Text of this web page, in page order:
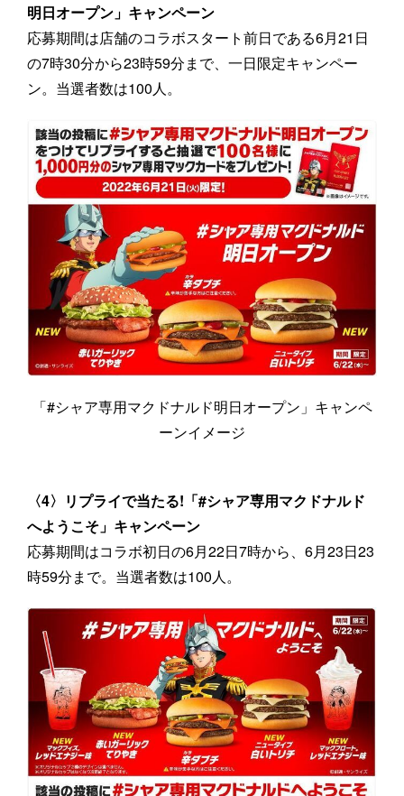
明日オープン」キャンペーン
応募期間は店舗のコラボスタート前日である6月21日
の7時30分から23時59分まで、一日限定キャンペー
ン。当選者数は100人。
「#シャア専用マクドナルド明日オープン」キャンペ
ーンイメージ
〈4〉リプライで当たる!「#シャア専用マクドナルド
へようこそ」キャンペーン
応募期間はコラボ初日の6月22日7時から、6月23日23
時59分まで。当選者数は100人。